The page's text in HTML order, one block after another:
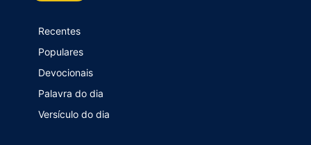
Recentes
Populares
Devocionais
Palavra do dia
Versículo do dia